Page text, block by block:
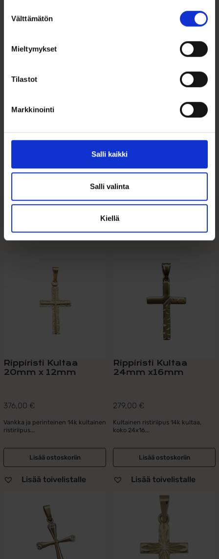
valinta
Välttämätön
Mieltymykset
Tilastot
Markkinointi
Salli kaikki
Salli valinta
Kiellä
Kevyt ja miellyttävä käytössä
Ohjeita sormuksen tai korun
Tutustu ohjeisiin
Tutustu myös
Rippiristi Kultaa
20mm x 12mm
376,00 €
Vankka ja perinteinen 14k kultainen
ristiriipus...
Lisää ostoskoriin
Lisää toivelistalle
Rippiristi Kultaa
24mm x16mm
279,00 €
Kultainen ristiriipus 14k kultaa,
koko 24x16...
Lisää ostoskoriin
Lisää toivelistalle